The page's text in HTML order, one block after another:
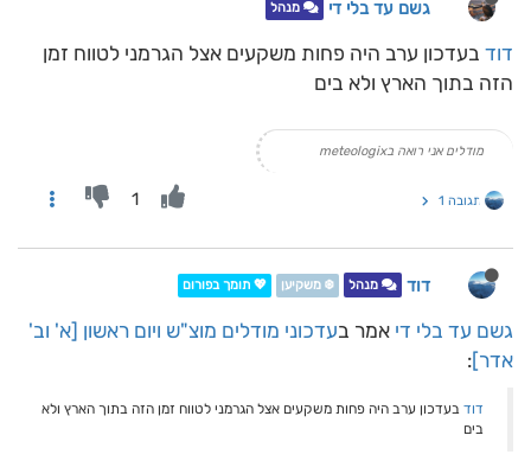
גשם עד בלי די מנהל
דוד בעדכון ערב היה פחות משקעים אצל הגרמני לטווח זמן
הזה בתוך הארץ ולא בים
מודלים אני רואה בmeteologix
תגובה 1 1
דוד מנהל ❄️ משקיען 💖 תומך בפורום
גשם עד בלי די אמר בעדכוני מודלים מוצ"ש ויום ראשון [א' וב'
אדר]:
דוד בעדכון ערב היה פחות משקעים אצל הגרמני לטווח זמן הזה בתוך הארץ ולא
בים